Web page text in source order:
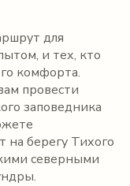
для
и тех, кто
комфорта.
провести
заповедника
на берегу Тихого
северными